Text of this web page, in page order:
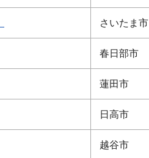
さいたま市
春日部市
蓮田市
日高市
越谷市